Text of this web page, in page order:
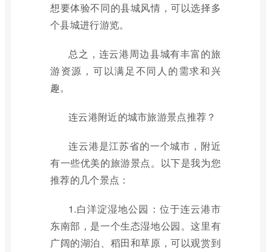
想要体验不同的县城风情，可以选择多
个县城进行游览。
总之，连云港周边县城有丰富的旅
游资源，可以满足不同人的需求和兴
趣。
连云港附近的城市旅游景点推荐？
连云港是江苏省的一个城市，附近
有一些优美的旅游景点。以下是我为您
推荐的几个景点：
1.白洋淀湿地公园：位于连云港市
东南部，是一个生态湿地公园。这里有
广阔的湖泊、稻田和草原，可以观赏到